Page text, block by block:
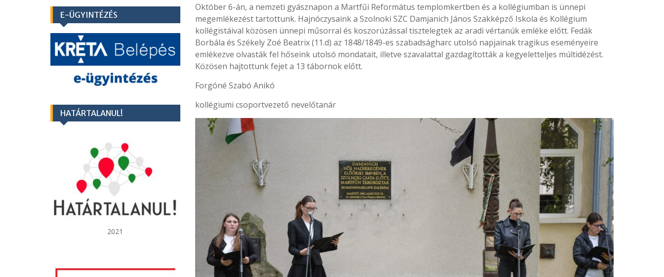
Október 6-án, a nemzeti gyásznapon a Martfűi Református templomkertben és a kollégiumban is ünnepi
megemlékezést tartottunk. Hajnóczysaink a Szolnoki SZC Damjanich János Szakképző Iskola és Kollégium
kollégistáival közösen ünnepi műsorral és koszorúzással tisztelegtek az aradi vértanúk emléke előtt. Fedák
Borbála és Székely Zoé Beatrix (11.d) az 1848/1849-es szabadságharc utolsó napjainak tragikus eseményeire
emlékezve olvasták fel hőseink utolsó mondatait, illetve szavalattal gazdagították a kegyeletteljes múltidézést.
Közösen hajtottunk fejet a 13 tábornok előtt.
Forgóné Szabó Anikó
kollégiumi csoportvezető nevelőtanár
E-ÜGYINTÉZÉS
HATÁRTALANUL!
2021